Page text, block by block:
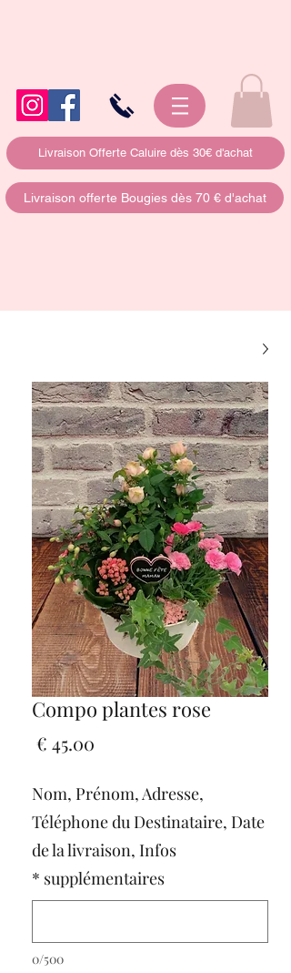
Livraison Offerte Caluire dès 30€ d'achat
Livraison offerte Bougies dès 70 € d'achat
Compo plantes rose
Nom, Prénom, Adresse,
Téléphone du Destinataire, Date
de la livraison, Infos
supplémentaires
*
0/500